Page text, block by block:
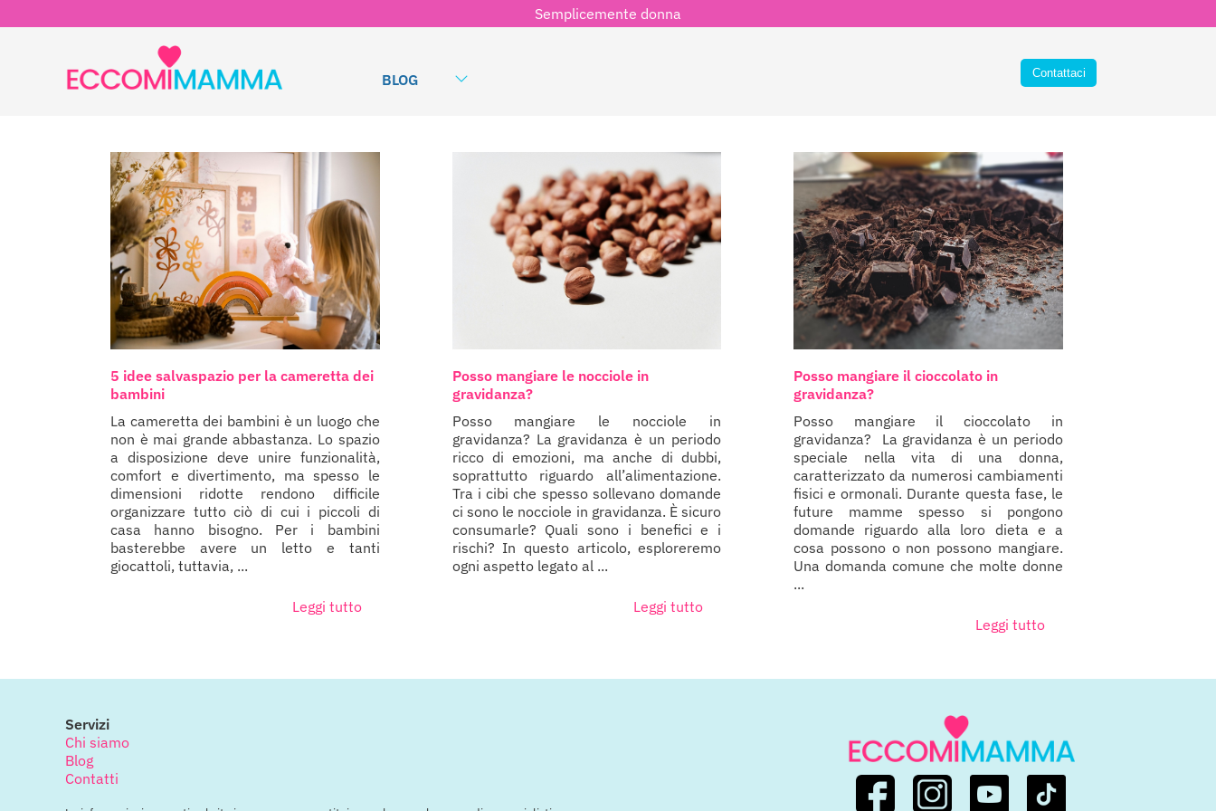
Semplicemente donna
BLOG
5 idee salvaspazio per la cameretta dei
bambini
La cameretta dei bambini è un luogo che
non è mai grande abbastanza. Lo spazio
a disposizione deve unire funzionalità,
comfort e divertimento, ma spesso le
dimensioni ridotte rendono difficile
organizzare tutto ciò di cui i piccoli di
casa hanno bisogno. Per i bambini
basterebbe avere un letto e tanti
giocattoli, tuttavia, ...
Leggi tutto
Posso mangiare le nocciole in
gravidanza?
Posso mangiare le nocciole in
gravidanza? La gravidanza è un periodo
ricco di emozioni, ma anche di dubbi,
soprattutto riguardo all’alimentazione.
Tra i cibi che spesso sollevano domande
ci sono le nocciole in gravidanza. È sicuro
consumarle? Quali sono i benefici e i
rischi? In questo articolo, esploreremo
ogni aspetto legato al ...
Leggi tutto
Posso mangiare il cioccolato in
gravidanza?
Posso mangiare il cioccolato in
gravidanza? La gravidanza è un periodo
speciale nella vita di una donna,
caratterizzato da numerosi cambiamenti
fisici e ormonali. Durante questa fase, le
future mamme spesso si pongono
domande riguardo alla loro dieta e a
cosa possono o non possono mangiare.
Una domanda comune che molte donne
...
Leggi tutto
Servizi
Chi siamo
Blog
Contatti